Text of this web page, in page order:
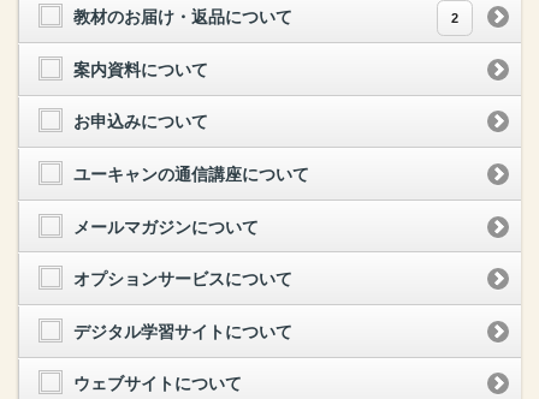
教材のお届け・返品について 2
案内資料について
お申込みについて
ユーキャンの通信講座について
メールマガジンについて
オプションサービスについて
デジタル学習サイトについて
ウェブサイトについて